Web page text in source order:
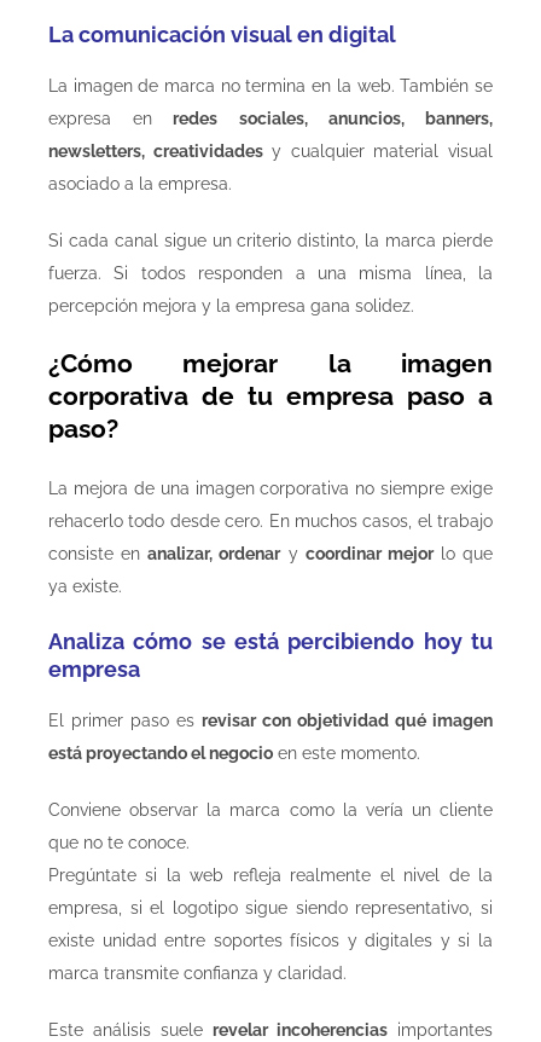
La comunicación visual en digital
La imagen de marca no termina en la web. También se
expresa en redes sociales, anuncios, banners,
newsletters, creatividadesy cualquier material visual
asociado a la empresa.
Si cada canal sigue un criterio distinto, la marca pierde
fuerza. Si todos responden a una misma línea, la
percepción mejora y la empresa gana solidez.
¿Cómo mejorar la imagen
corporativa de tu empresa paso a
paso?
La mejora de una imagen corporativa no siempre exige
rehacerlo todo desde cero. En muchos casos, el trabajo
consiste enanalizar, ordenary coordinar mejorlo que
ya existe.
Analiza cómo se está percibiendo hoy tu
empresa
El primer paso es revisar con objetividad qué imagen
está proyectando el negocio en este momento.
Conviene observar la marca como la vería un cliente
que no te conoce.
Pregúntate si la web refleja realmente el nivel de la
empresa, si el logotipo sigue siendo representativo, si
existe unidad entre soportes físicos y digitales y si la
marca transmite confianza y claridad.
Este análisis suele revelar incoherencias importantes